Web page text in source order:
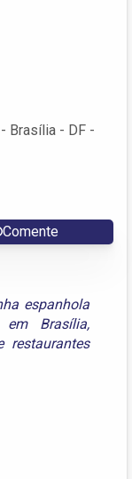
Brasília - DF -
Comente
espanhola
em Brasília,
restaurantes